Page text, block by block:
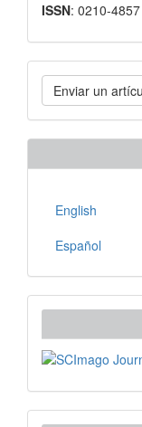
ISSN: 0210-4857
Enviar
un
artículo
Enviar un
English
Español